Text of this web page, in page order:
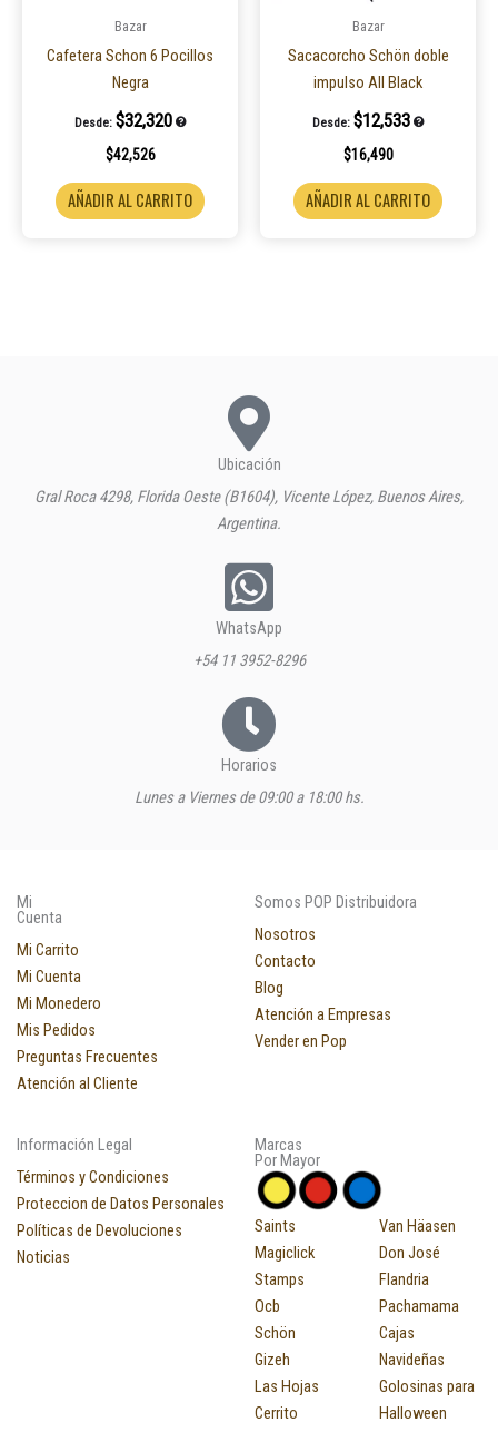
Bazar
Cafetera Schon 6 Pocillos
Negra
Desde: $32,320
$42,526
AÑADIR AL CARRITO
Bazar
Sacacorcho Schön doble
impulso All Black
Desde: $12,533
$16,490
AÑADIR AL CARRITO
Ubicación
Gral Roca 4298, Florida Oeste (B1604), Vicente López, Buenos Aires,
Argentina.
WhatsApp
+54 11 3952-8296
Horarios
Lunes a Viernes de 09:00 a 18:00 hs.
Mi
Cuenta
Mi Carrito
Mi Cuenta
Mi Monedero
Mis Pedidos
Preguntas Frecuentes
Atención al Cliente
Somos POP Distribuidora
Nosotros
Contacto
Blog
Atención a Empresas
Vender en Pop
Información Legal
Términos y Condiciones
Proteccion de Datos Personales
Políticas de Devoluciones
Noticias
Marcas
Por Mayor
Saints
Magiclick
Stamps
Ocb
Schön
Gizeh
Las Hojas
Cerrito
Van Häasen
Don José
Flandria
Pachamama
Cajas
Navideñas
Golosinas para
Halloween